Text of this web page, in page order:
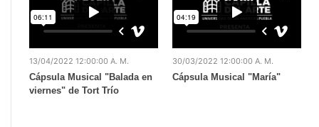
13/04/2022 12:00:00 A. M.
Cápsula Musical "Balada en
viernes" de Tort Trío
30/03/2022 12:00:00 A. M.
Cápsula Musical "María"